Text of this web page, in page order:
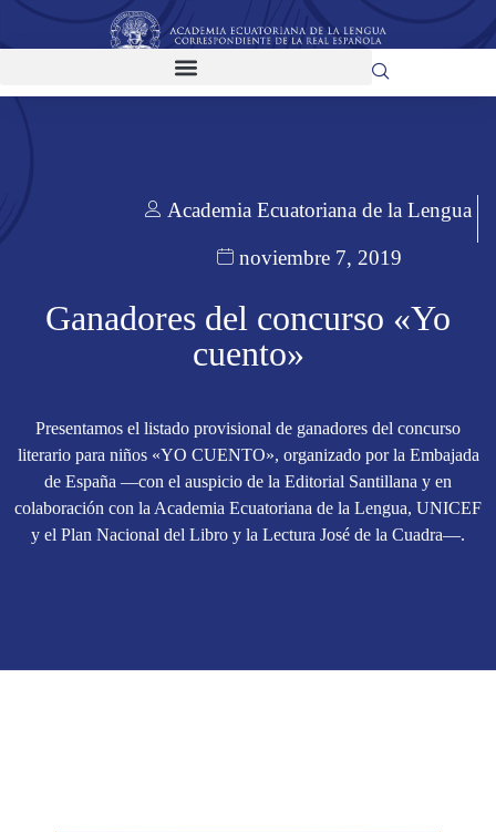
Academia Ecuatoriana de la Lengua
noviembre 7, 2019
Ganadores del concurso «Yo
cuento»
Presentamos el listado provisional de ganadores del concurso
literario para niños «YO CUENTO», organizado por la Embajada
de España —con el auspicio de la Editorial Santillana y en
colaboración con la Academia Ecuatoriana de la Lengua, UNICEF
y el Plan Nacional del Libro y la Lectura José de la Cuadra—.